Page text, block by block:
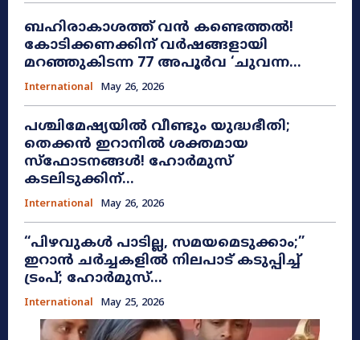
ബഹിരാകാശത്ത് വൻ കണ്ടെത്തൽ!
കോടിക്കണക്കിന് വർഷങ്ങളായി
മറഞ്ഞുകിടന്ന 77 അപൂർവ ‘ചുവന്ന...
International May 26, 2026
പശ്ചിമേഷ്യയിൽ വീണ്ടും യുദ്ധഭീതി;
തെക്കൻ ഇറാനിൽ ശക്തമായ
സ്ഫോടനങ്ങൾ! ഹോർമുസ്
കടലിടുക്കിന്...
International May 26, 2026
​“പിഴവുകൾ പാടില്ല, സമയമെടുക്കാം;”
ഇറാൻ ചർച്ചകളിൽ നിലപാട് കടുപ്പിച്ച്
ട്രംപ്; ഹോർമുസ്...
International May 25, 2026